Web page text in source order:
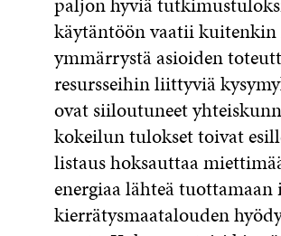
käytäntöön vaatii
ymmärrystä asioiden
resursseihin liittyviä
ovat siiloutuneet
kokeilun tulokset toivat
listaus hoksauttaa
energiaa lähteä
kierrätysmaatalouden